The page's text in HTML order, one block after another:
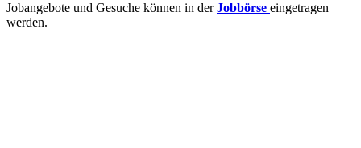
Jobangebote und Gesuche können in derJobbörse eingetragen
werden.